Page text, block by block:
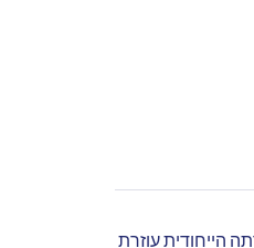
הייחודית עוזרת